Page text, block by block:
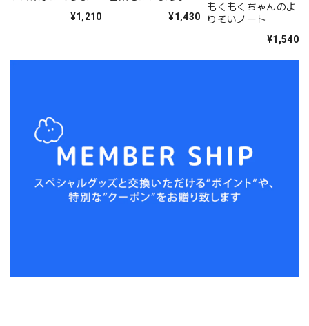
¥1,210 ¥1,430
もくもくちゃんのよ
りそいノート
¥1,540